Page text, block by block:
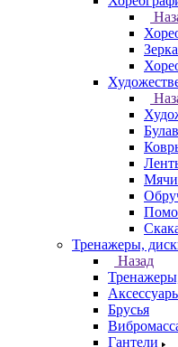
Мячи
Тренажеры,
Назад
Брусья
Гантели